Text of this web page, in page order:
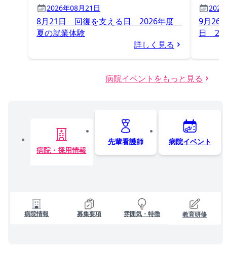
2026年08月21日
8月21日 回復を支える日 2026年度
夏の就業体験
詳しく見る
2026
9月26
日
病院イベントをもっと見る
病院・採用情報
先輩看護師 病院イベント
病院情報 募集要項 雰囲気・特徴 教育研修